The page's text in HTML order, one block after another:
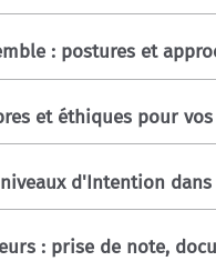
: postures et
et éthiques pour
niveaux d'Intention
: prise de note,